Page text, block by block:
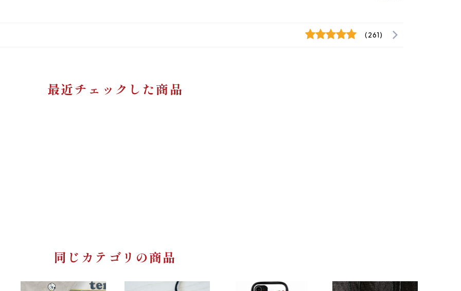
(261)
最近チェックした商品
同じカテゴリの商品